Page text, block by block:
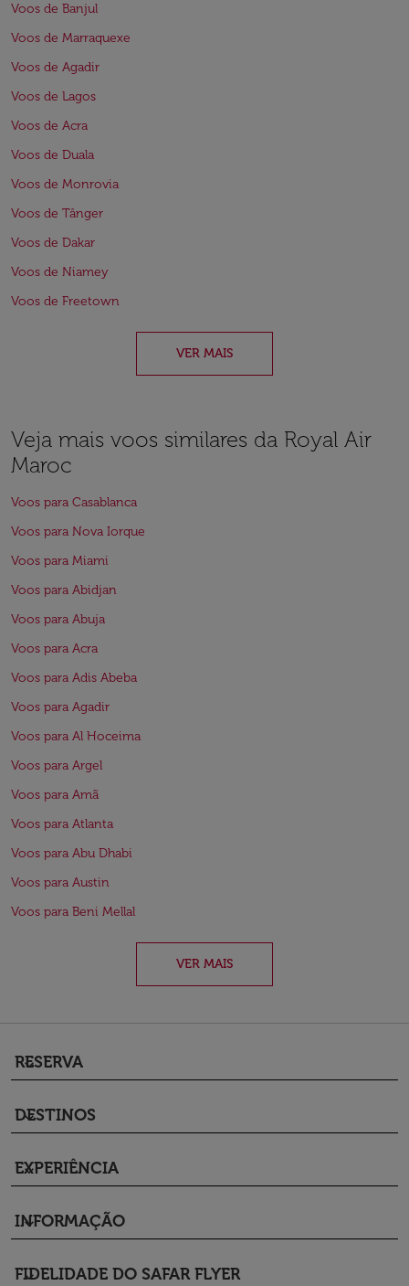
Voos de Banjul
Voos de Marraquexe
Voos de Agadir
Voos de Lagos
Voos de Acra
Voos de Duala
Voos de Monrovia
Voos de Tânger
Voos de Dakar
Voos de Niamey
Voos de Freetown
VER MAIS
Veja mais voos similares da Royal Air
Maroc
Voos para Casablanca
Voos para Nova Iorque
Voos para Miami
Voos para Abidjan
Voos para Abuja
Voos para Acra
Voos para Adis Abeba
Voos para Agadir
Voos para Al Hoceima
Voos para Argel
Voos para Amã
Voos para Atlanta
Voos para Abu Dhabi
Voos para Austin
Voos para Beni Mellal
VER MAIS
RESERVA
keyboard_arrow_down
DESTINOS
keyboard_arrow_down
EXPERIÊNCIA
keyboard_arrow_down
INFORMAÇÃO
keyboard_arrow_down
FIDELIDADE DO SAFAR FLYER
keyboard_arrow_down